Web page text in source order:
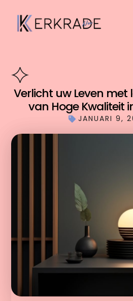
Verlicht uw Leven
van Hoge Kwaliteit
JANUARI 9,